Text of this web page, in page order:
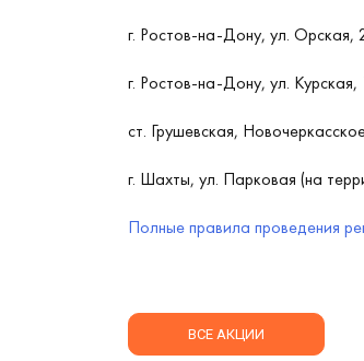
г. Ростов-на-Дону, ул. Орская,
г. Ростов-на-Дону, ул. Курская,
ст. Грушевская,
г. Шахты, ул. Парковая (на
Полные правила проведения
ВСЕ АКЦИИ